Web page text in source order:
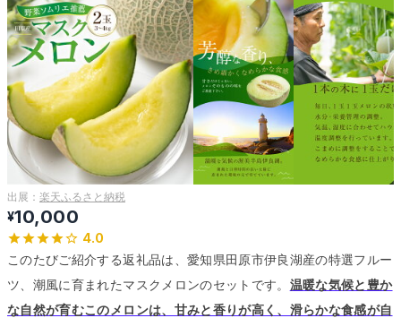
出展： 楽天ふるさと納税
¥10,000
4.0
このたびご紹介する返礼品は、愛知県田原市伊良湖産の特選フルー
ツ、潮風に育まれたマスクメロンのセットです。 温暖な気候と豊か
な自然が育むこのメロンは、甘みと香りが高く、滑らかな食感が自